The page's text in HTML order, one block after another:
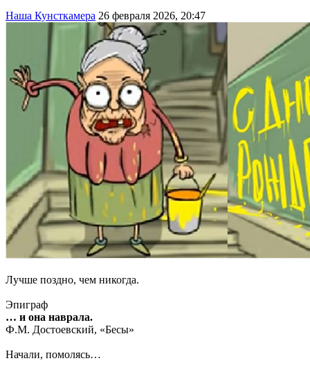
Наша Кунсткамера 26 февраля 2026, 20:47
Лучше поздно, чем никогда.
Эпиграф
… и она наврала.
Ф.М. Достоевский, «Бесы»
Начали, помолясь…